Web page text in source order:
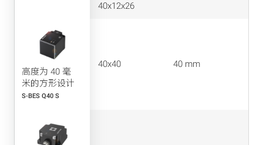
40x12x26
高度为 40 毫
米的方形设计
S-BES Q40 S
40x40 40 mm